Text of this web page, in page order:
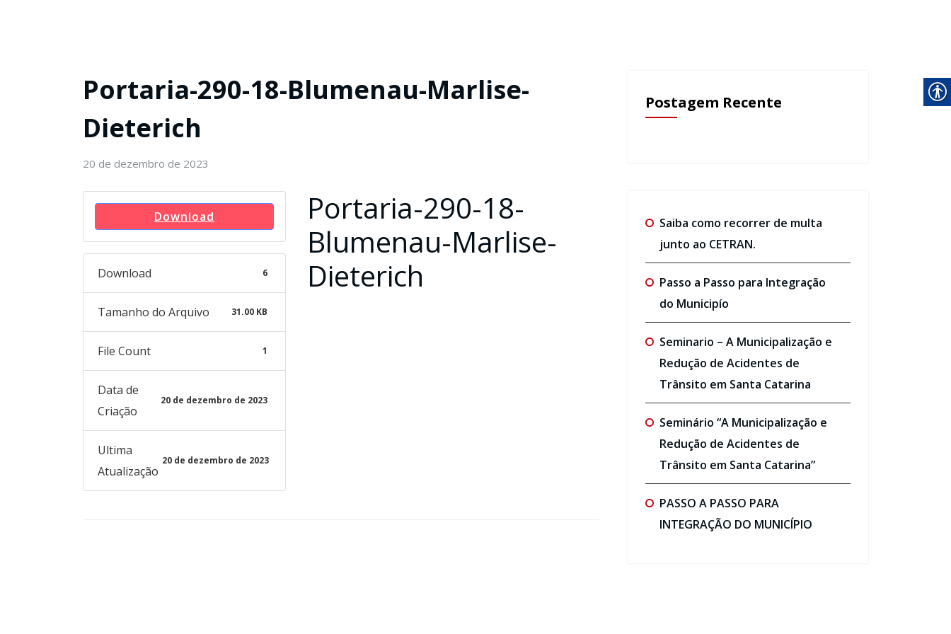
Portaria-290-18-Blumenau-Marlise-
Dieterich
20 de dezembro de 2023
Download
Download 6
Tamanho do Arquivo 31.00 KB
File Count 1
Data de
Criação
20 de dezembro de 2023
Ultima
Atualização
20 de dezembro de 2023
Portaria-290-18-
Blumenau-Marlise-
Dieterich
Postagem Recente
Saiba como recorrer de multa
junto ao CETRAN.
Passo a Passo para Integração
do Municipío
Seminario – A Municipalização e
Redução de Acidentes de
Trânsito em Santa Catarina
Seminário “A Municipalização e
Redução de Acidentes de
Trânsito em Santa Catarina”
PASSO A PASSO PARA
INTEGRAÇÃO DO MUNICÍPIO